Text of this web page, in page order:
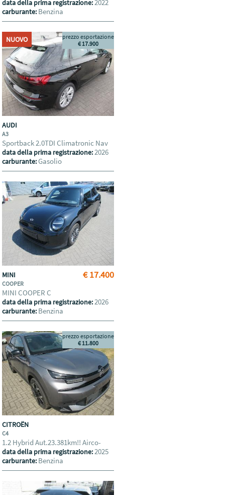
data della prima registrazione:2022
carburante: Benzina
NUOVO
prezzo esportazione
€ 17.900
AUDI
A3
Sportback 2.0TDI Climatronic Nav
data della prima registrazione:2026
carburante:Gasolio
€ 17.400
MINI
COOPER
MINI COOPER C
data della prima registrazione:2026
carburante: Benzina
prezzo esportazione
€ 11.800
CITROËN
C4
1.2 Hybrid Aut.23.381km!! Airco-
data della prima registrazione:2025
carburante: Benzina